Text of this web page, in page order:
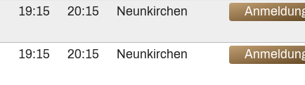
19:15 20:15 Neunkirchen
19:15 20:15 Neunkirchen